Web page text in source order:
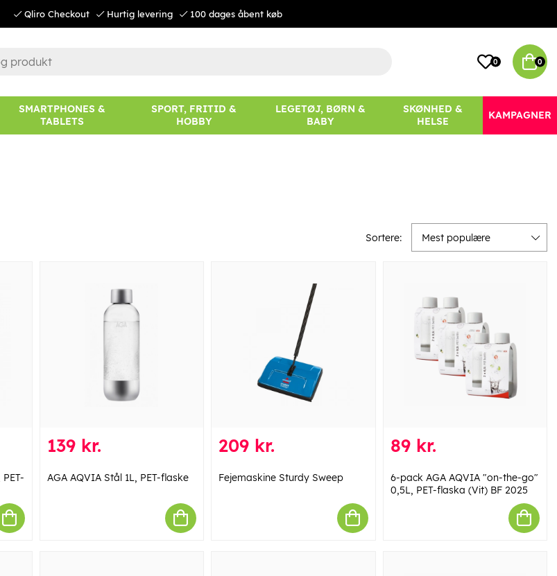
Qliro Checkout Hurtig levering 100 dages åbent køb
0 0
SMARTPHONES &
TABLETS
SPORT, FRITID &
HOBBY
LEGETØJ, BØRN &
BABY
SKØNHED &
HELSE
KAMPAGNER
Sortere: Mest populære
139 kr.
AGA AQVIA Stål 1L, PET-flaske
209 kr.
Fejemaskine Sturdy Sweep
89 kr.
6-pack AGA AQVIA "on-the-go"
0,5L, PET-flaska (Vit) BF 2025